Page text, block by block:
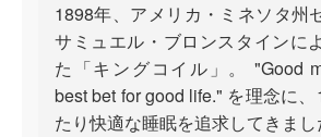
1898年、アメリカ・ミネソタ州
サミュエル・ブロンスタインに
た「キングコイル」。 "Good
best bet for good life." を理念に
たり快適な睡眠を追求してきまし